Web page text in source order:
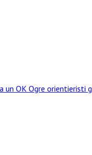
un OK Ogre orientieristi